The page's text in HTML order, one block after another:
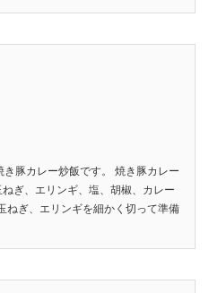
豚カレー炒飯です。 焼き豚カレー
ぎ、エリンギ、塩、胡椒、カレー
ねぎ、エリンギを細かく切って準備